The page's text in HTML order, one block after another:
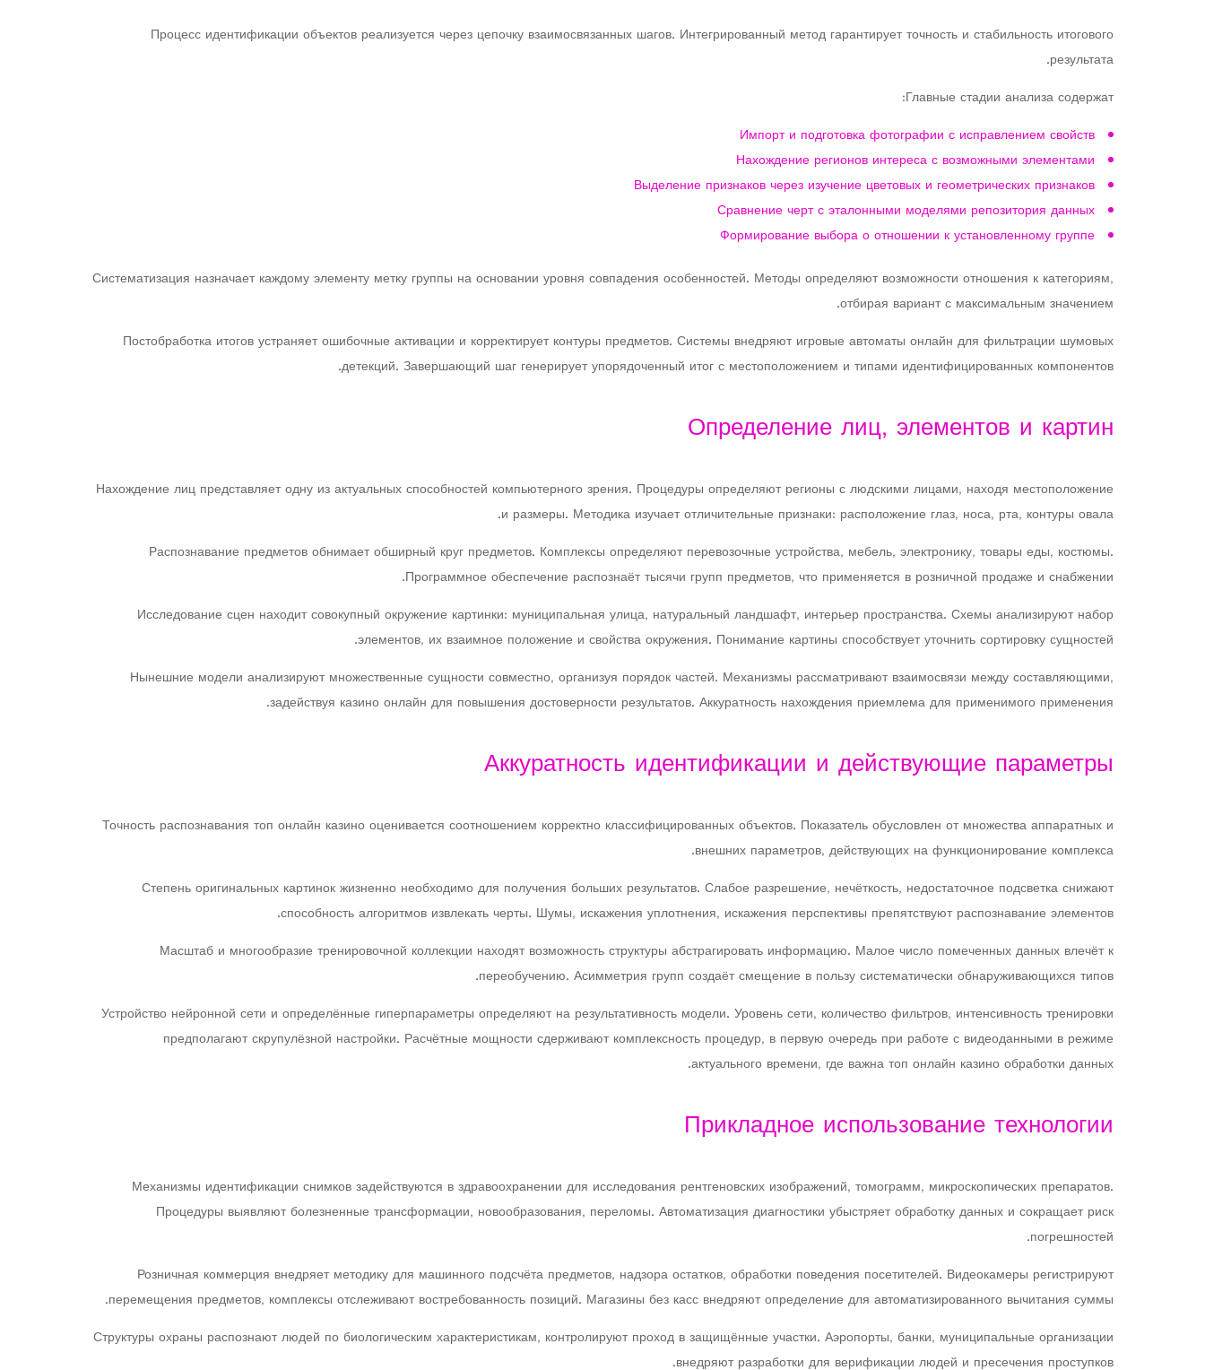
Процесс идентификации объектов реализуется через цепочку взаимосвязанных шагов. Интегрированный метод гарантирует точность и стабильность итогового
результата.
Главные стадии анализа содержат:
Импорт и подготовка фотографии с исправлением свойств
Нахождение регионов интереса с возможными элементами
Выделение признаков через изучение цветовых и геометрических признаков
Сравнение черт с эталонными моделями репозитория данных
Формирование выбора о отношении к установленному группе
Систематизация назначает каждому элементу метку группы на основании уровня совпадения особенностей. Методы определяют возможности отношения к категориям,
отбирая вариант с максимальным значением.
Постобработка итогов устраняет ошибочные активации и корректирует контуры предметов. Системы внедряют игровые автоматы онлайн для фильтрации шумовых
детекций. Завершающий шаг генерирует упорядоченный итог с местоположением и типами идентифицированных компонентов.
Определение лиц, элементов и картин
Нахождение лиц представляет одну из актуальных способностей компьютерного зрения. Процедуры определяют регионы с людскими лицами, находя местоположение
и размеры. Методика изучает отличительные признаки: расположение глаз, носа, рта, контуры овала.
Распознавание предметов обнимает обширный круг предметов. Комплексы определяют перевозочные устройства, мебель, электронику, товары еды, костюмы.
Программное обеспечение распознаёт тысячи групп предметов, что применяется в розничной продаже и снабжении.
Исследование сцен находит совокупный окружение картинки: муниципальная улица, натуральный ландшафт, интерьер пространства. Схемы анализируют набор
элементов, их взаимное положение и свойства окружения. Понимание картины способствует уточнить сортировку сущностей.
Нынешние модели анализируют множественные сущности совместно, организуя порядок частей. Механизмы рассматривают взаимосвязи между составляющими,
задействуя казино онлайн для повышения достоверности результатов. Аккуратность нахождения приемлема для применимого применения.
Аккуратность идентификации и действующие параметры
Точность распознавания топ онлайн казино оценивается соотношением корректно классифицированных объектов. Показатель обусловлен от множества аппаратных и
внешних параметров, действующих на функционирование комплекса.
Степень оригинальных картинок жизненно необходимо для получения больших результатов. Слабое разрешение, нечёткость, недостаточное подсветка снижают
способность алгоритмов извлекать черты. Шумы, искажения уплотнения, искажения перспективы препятствуют распознавание элементов.
Масштаб и многообразие тренировочной коллекции находят возможность структуры абстрагировать информацию. Малое число помеченных данных влечёт к
переобучению. Асимметрия групп создаёт смещение в пользу систематически обнаруживающихся типов.
Устройство нейронной сети и определённые гиперпараметры определяют на результативность модели. Уровень сети, количество фильтров, интенсивность тренировки
предполагают скрупулёзной настройки. Расчётные мощности сдерживают комплексность процедур, в первую очередь при работе с видеоданными в режиме
актуального времени, где важна топ онлайн казино обработки данных.
Прикладное использование технологии
Механизмы идентификации снимков задействуются в здравоохранении для исследования рентгеновских изображений, томограмм, микроскопических препаратов.
Процедуры выявляют болезненные трансформации, новообразования, переломы. Автоматизация диагностики убыстряет обработку данных и сокращает риск
погрешностей.
Розничная коммерция внедряет методику для машинного подсчёта предметов, надзора остатков, обработки поведения посетителей. Видеокамеры регистрируют
перемещения предметов, комплексы отслеживают востребованность позиций. Магазины без касс внедряют определение для автоматизированного вычитания суммы.
Структуры охраны распознают людей по биологическим характеристикам, контролируют проход в защищённые участки. Аэропорты, банки, муниципальные организации
внедряют разработки для верификации людей и пресечения проступков.